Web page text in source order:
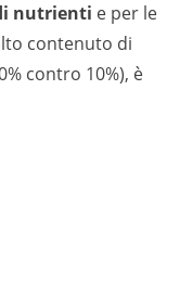
nutrienti e per le
contenuto di
contro 10%), è